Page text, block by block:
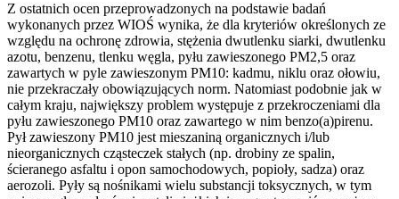
Z ostatnich ocen przeprowadzonych na podstawie badań
wykonanych przez WIOŚ wynika, że dla kryteriów określonych ze
względu na ochronę zdrowia, stężenia dwutlenku siarki, dwutlenku
azotu, benzenu, tlenku węgla, pyłu zawieszonego PM2,5 oraz
zawartych w pyle zawieszonym PM10: kadmu, niklu oraz ołowiu,
nie przekraczały obowiązujących norm. Natomiast podobnie jak w
całym kraju, największy problem występuje z przekroczeniami dla
pyłu zawieszonego PM10 oraz zawartego w nim benzo(a)pirenu.
Pył zawieszony PM10 jest mieszaniną organicznych i/lub
nieorganicznych cząsteczek stałych (np. drobiny ze spalin,
ścieranego asfaltu i opon samochodowych, popioły, sadza) oraz
aerozoli. Pyły są nośnikami wielu substancji toksycznych, w tym